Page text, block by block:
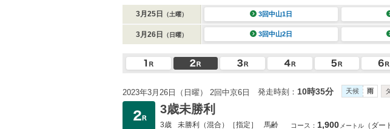
3月25日 （土曜） 3回中山1日
3月26日 （日曜） 3回中山2日
2023年3月26日（日曜） 2回中京6日 発走時刻： 10時35分 天候 雨
3歳未勝利
3歳 未勝利 （混合）［指定］ 馬齢 コース： 1,900 メートル （ダー